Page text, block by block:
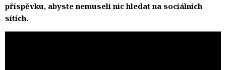
příspěvku, abyste nemuseli nic hledat na sociálních
sítích.